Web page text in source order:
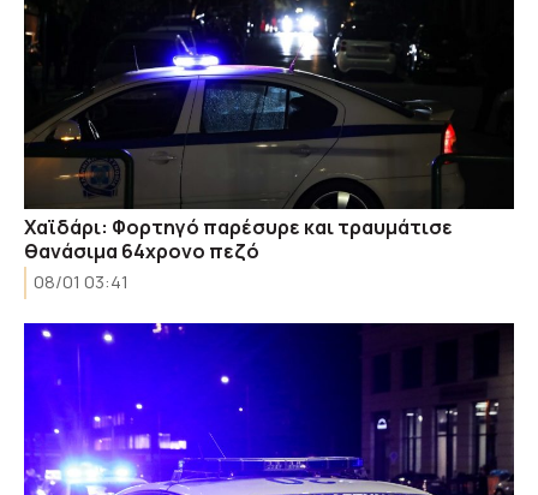
Χαϊδάρι: Φορτηγό παρέσυρε και τραυμάτισε
θανάσιμα 64χρονο πεζό
08/01 03:41